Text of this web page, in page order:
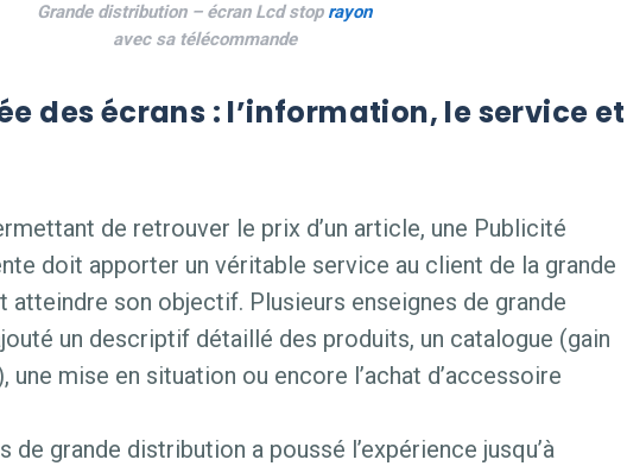
Grande distribution – écran Lcd stop rayon
avec sa télécommande
des écrans : l’information, le service et
de retrouver le prix d’un article, une Publicité
doit apporter un véritable service au client de la grande
atteindre son objectif. Plusieurs enseignes de grande
un descriptif détaillé des produits, un catalogue (gain
mise en situation ou encore l’achat d’accessoire
de grande distribution a poussé l’expérience jusqu’à